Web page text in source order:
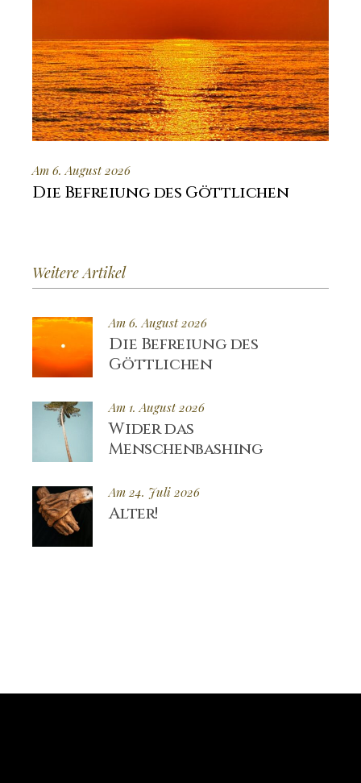
Am 6. August 2026
Die Befreiung des Göttlichen
Weitere Artikel
Am 6. August 2026
Die Befreiung des
Göttlichen
Am 1. August 2026
Wider das
Menschenbashing
Am 24. Juli 2026
Alter!